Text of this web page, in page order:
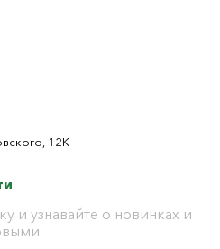
12К
и узнавайте о новинках и